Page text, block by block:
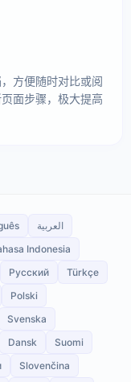
方便随时对比或阅
面步骤，极大提高
العربية
Indonesia
Русский
Türkçe
Polski
Svenska
Dansk
Suomi
Slovenčina